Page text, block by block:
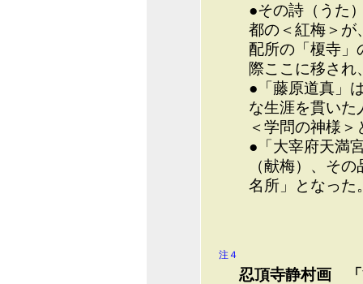
●その詩（うた
都の＜紅梅＞が
配所の「榎寺」
際ここに移され
●「藤原道真」
な生涯を貫いた
＜学問の神様
●「大宰府天満
（献梅）、そ
名所」となった
注４
忍頂寺静村画 「